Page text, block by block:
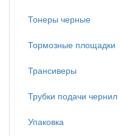
Тонеры черные
Тормозные площадки
Трансиверы
Трубки подачи чернил
Упаковка